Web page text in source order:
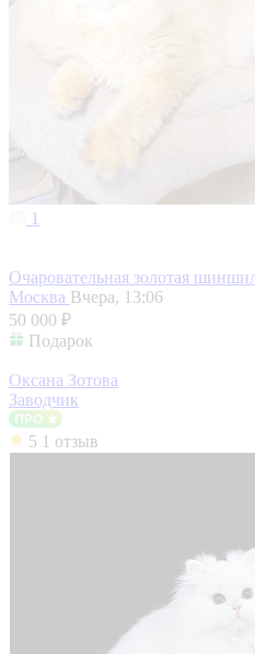
1
Очаровательная золотая
Москва Вчера, 13:06
50 000 ₽
Подарок
Оксана Зотова
Заводчик
5 1 отзыв